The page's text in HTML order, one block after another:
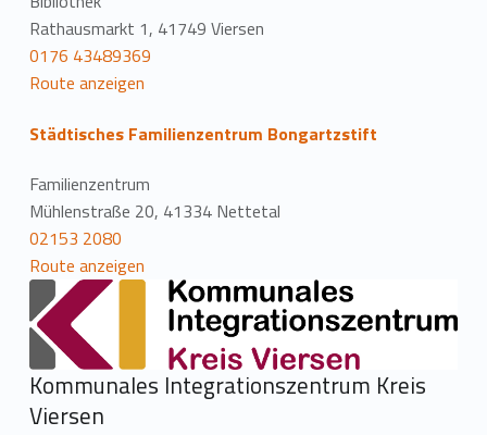
Rathausmarkt 1, 41749 Viersen
0176 43489369
Route anzeigen
Städtisches Familienzentrum Bongartzstift
Familienzentrum
Mühlenstraße 20, 41334 Nettetal
02153 2080
Route anzeigen
Kommunales Integrationszentrum Kreis
Viersen